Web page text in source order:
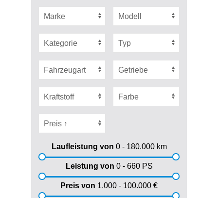
Laufleistung von 0 - 180.000km
Leistung von 0 - 660PS
Preis von 1.000 - 100.000 €